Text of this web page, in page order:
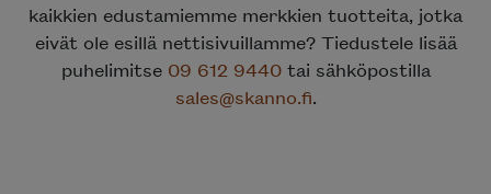
kaikkien edustamiemme merkkien tuotteita, jotka
eivät ole esillä nettisivuillamme? Tiedustele lisää
puhelimitse 09 612 9440tai sähköpostilla
sales@skanno.fi.